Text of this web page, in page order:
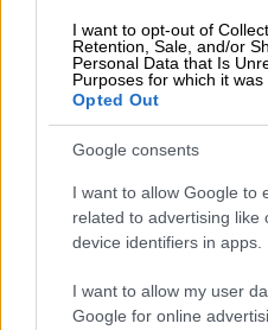
I want to opt-out of
Retention, Sale, and/or
Personal Data that Is
Purposes for which it was
Opted Out
Google consents
I want to allow Google to
related to advertising like
device identifiers in apps.
I want to allow my user
Google for online
Σύμφωνα με
των μαθημάτων (πλην
μαθημάτων),
περί τα τέλη Ιουνίου.
και φέτος τη
για τις βαθμολογίες
σχολή και το τμήμα
μέσω της σχετικής
του υπουργείου
γραπτό μήνυμα στο